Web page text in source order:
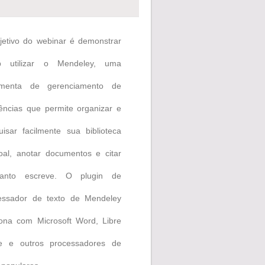
do webinar é demonstrar
utilizar o Mendeley, uma
de gerenciamento de
que permite organizar e
facilmente sua biblioteca
anotar documentos e citar
escreve. O plugin de
de texto de Mendeley
com Microsoft Word, Libre
e outros processadores de